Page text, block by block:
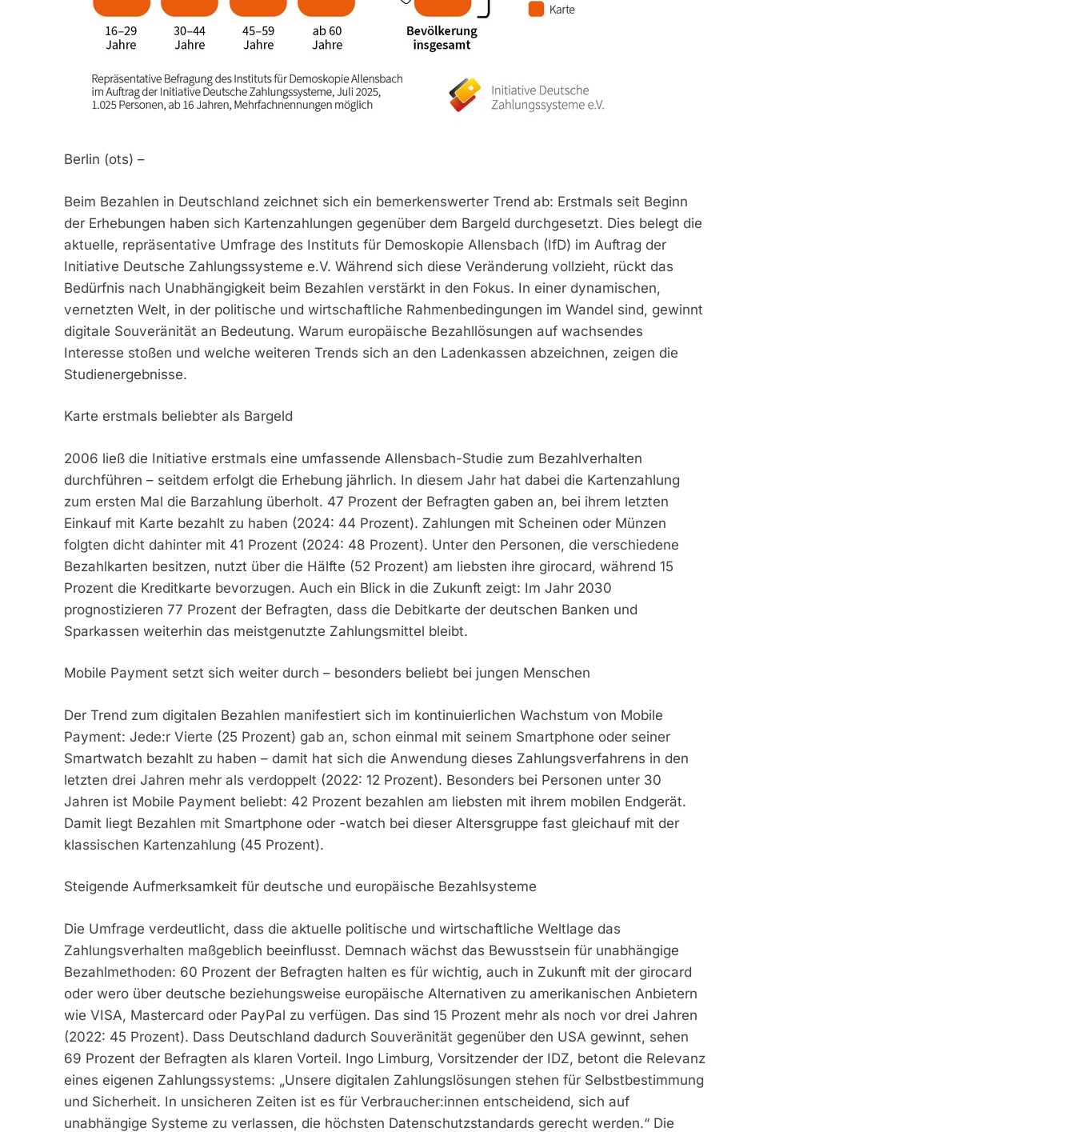
Berlin (ots) –
Beim Bezahlen in Deutschland zeichnet sich ein bemerkenswerter Trend ab: Erstmals seit Beginn
der Erhebungen haben sich Kartenzahlungen gegenüber dem Bargeld durchgesetzt. Dies belegt die
aktuelle, repräsentative Umfrage des Instituts für Demoskopie Allensbach (IfD) im Auftrag der
Initiative Deutsche Zahlungssysteme e.V. Während sich diese Veränderung vollzieht, rückt das
Bedürfnis nach Unabhängigkeit beim Bezahlen verstärkt in den Fokus. In einer dynamischen,
vernetzten Welt, in der politische und wirtschaftliche Rahmenbedingungen im Wandel sind, gewinnt
digitale Souveränität an Bedeutung. Warum europäische Bezahllösungen auf wachsendes
Interesse stoßen und welche weiteren Trends sich an den Ladenkassen abzeichnen, zeigen die
Studienergebnisse.
Karte erstmals beliebter als Bargeld
2006 ließ die Initiative erstmals eine umfassende Allensbach-Studie zum Bezahlverhalten
durchführen – seitdem erfolgt die Erhebung jährlich. In diesem Jahr hat dabei die Kartenzahlung
zum ersten Mal die Barzahlung überholt. 47 Prozent der Befragten gaben an, bei ihrem letzten
Einkauf mit Karte bezahlt zu haben (2024: 44 Prozent). Zahlungen mit Scheinen oder Münzen
folgten dicht dahinter mit 41 Prozent (2024: 48 Prozent). Unter den Personen, die verschiedene
Bezahlkarten besitzen, nutzt über die Hälfte (52 Prozent) am liebsten ihre girocard, während 15
Prozent die Kreditkarte bevorzugen. Auch ein Blick in die Zukunft zeigt: Im Jahr 2030
prognostizieren 77 Prozent der Befragten, dass die Debitkarte der deutschen Banken und
Sparkassen weiterhin das meistgenutzte Zahlungsmittel bleibt.
Mobile Payment setzt sich weiter durch – besonders beliebt bei jungen Menschen
Der Trend zum digitalen Bezahlen manifestiert sich im kontinuierlichen Wachstum von Mobile
Payment: Jede:r Vierte (25 Prozent) gab an, schon einmal mit seinem Smartphone oder seiner
Smartwatch bezahlt zu haben – damit hat sich die Anwendung dieses Zahlungsverfahrens in den
letzten drei Jahren mehr als verdoppelt (2022: 12 Prozent). Besonders bei Personen unter 30
Jahren ist Mobile Payment beliebt: 42 Prozent bezahlen am liebsten mit ihrem mobilen Endgerät.
Damit liegt Bezahlen mit Smartphone oder -watch bei dieser Altersgruppe fast gleichauf mit der
klassischen Kartenzahlung (45 Prozent).
Steigende Aufmerksamkeit für deutsche und europäische Bezahlsysteme
Die Umfrage verdeutlicht, dass die aktuelle politische und wirtschaftliche Weltlage das
Zahlungsverhalten maßgeblich beeinflusst. Demnach wächst das Bewusstsein für unabhängige
Bezahlmethoden: 60 Prozent der Befragten halten es für wichtig, auch in Zukunft mit der girocard
oder wero über deutsche beziehungsweise europäische Alternativen zu amerikanischen Anbietern
wie VISA, Mastercard oder PayPal zu verfügen. Das sind 15 Prozent mehr als noch vor drei Jahren
(2022: 45 Prozent). Dass Deutschland dadurch Souveränität gegenüber den USA gewinnt, sehen
69 Prozent der Befragten als klaren Vorteil. Ingo Limburg, Vorsitzender der IDZ, betont die Relevanz
eines eigenen Zahlungssystems: „Unsere digitalen Zahlungslösungen stehen für Selbstbestimmung
und Sicherheit. In unsicheren Zeiten ist es für Verbraucher:innen entscheidend, sich auf
unabhängige Systeme zu verlassen, die höchsten Datenschutzstandards gerecht werden.“ Die